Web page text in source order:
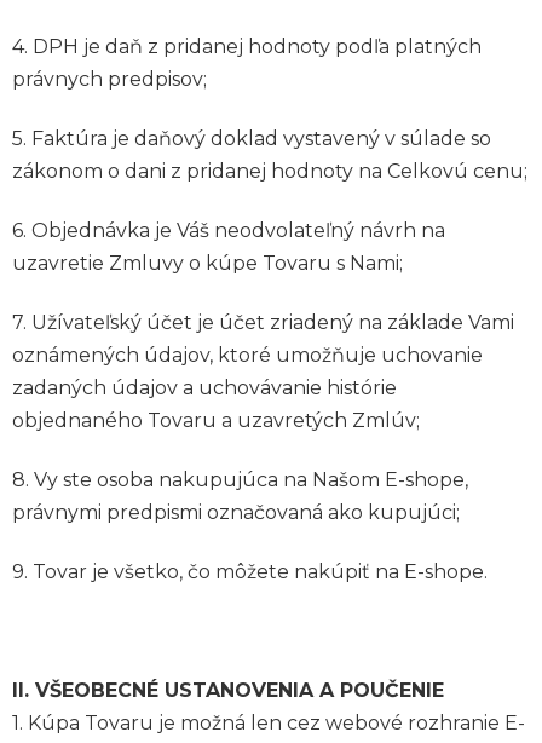
4. DPH je daň z pridanej hodnoty podľa platných
právnych predpisov;
5. Faktúra je daňový doklad vystavený v súlade so
zákonom o dani z pridanej hodnoty na Celkovú cenu;
6. Objednávka je Váš neodvolateľný návrh na
uzavretie Zmluvy o kúpe Tovaru s Nami;
7. Užívateľský účet je účet zriadený na základe Vami
oznámených údajov, ktoré umožňuje uchovanie
zadaných údajov a uchovávanie histórie
objednaného Tovaru a uzavretých Zmlúv;
8. Vy ste osoba nakupujúca na Našom E-shope,
právnymi predpismi označovaná ako kupujúci;
9. Tovar je všetko, čo môžete nakúpiť na E-shope.
II. VŠEOBECNÉ USTANOVENIA A POUČENIE
1. Kúpa Tovaru je možná len cez webové rozhranie E-